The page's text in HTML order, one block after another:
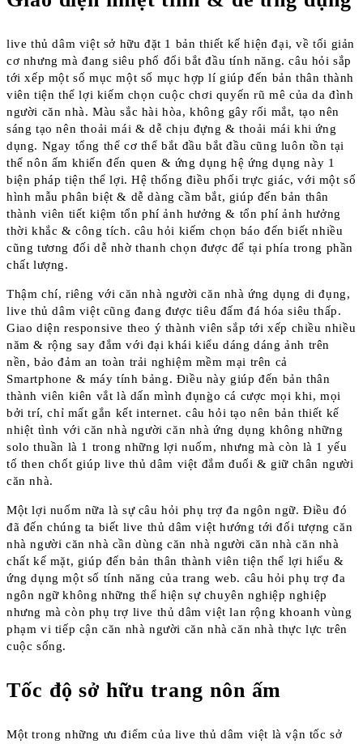
live thủ dâm việt sở hữu đặt 1 bản thiết kế hiện đại, về tối giản
cơ nhưng mà đang siêu phổ đổi bắt đầu tính năng. câu hỏi sắp
tới xếp một số mục một số mục hợp lí giúp đến bản thân thành
viên tiện thể lợi kiếm chọn cuộc chơi quyến rũ mê của da đình
người căn nhà. Màu sắc hài hòa, không gây rối mắt, tạo nên
sáng tạo nên thoải mái & dễ chịu đựng & thoải mái khi ứng
dụng. Ngay tổng thể cơ thể bắt đầu bắt đầu cũng luôn tồn tại
thể nôn ấm khiến đến quen & ứng dụng hệ ứng dụng này 1
biện pháp tiện thể lợi. Hệ thống điều phối trực giác, với một số
hình mẫu phân biệt & dễ dàng cầm bắt, giúp đến bản thân
thành viên tiết kiệm tổn phí ảnh hưởng & tổn phí ảnh hưởng
thời khắc & công tích. câu hỏi kiếm chọn báo đến biết nhiều
cũng tương đối dễ nhờ thanh chọn được để tại phía trong phần
chất lượng.
Thậm chí, riêng với căn nhà người căn nhà ứng dụng di đụng,
live thủ dâm việt cũng đang được tiêu đấm đá hóa siêu thấp.
Giao diện responsive theo ý thành viên sắp tới xếp chiều nhiều
năm & rộng say đắm với đại khái kiểu dáng dáng ảnh trên
nền, bảo đảm an toàn trải nghiệm mềm mại trên cả
Smartphone & máy tính bảng. Điều này giúp đến bản thân
thành viên kiên vắt là dấn mình đụng̀o cá cược mọi khi, mọi
bởi trí, chỉ mất gắn kết internet. câu hỏi tạo nên bản thiết kế
nhiệt tình với căn nhà người căn nhà ứng dụng không những
solo thuần là 1 trong những lợi nuốm, nhưng mà còn là 1 yếu
tố then chốt giúp live thủ dâm việt đắm đuối & giữ chân người
căn nhà.
Một lợi nuốm nữa là sự câu hỏi phụ trợ đa ngôn ngữ. Điều đó
đã đến chúng ta biết live thủ dâm việt hướng tới đối tượng căn
nhà người căn nhà cần dùng căn nhà người căn nhà căn nhà
chất kế mặt, giúp đến bản thân thành viên tiện thể lợi hiểu &
ứng dụng một số tính năng của trang web. câu hỏi phụ trợ đa
ngôn ngữ không những thể hiện sự chuyên nghiệp nghiệp
nhưng mà còn phụ trợ live thủ dâm việt lan rộng khoanh vùng
phạm vi tiếp cận căn nhà người căn nhà căn nhà thực lực trên
cuộc sống.
Tốc độ sở hữu trang nôn ấm
Một trong những ưu điểm của live thủ dâm việt là vận tốc sở